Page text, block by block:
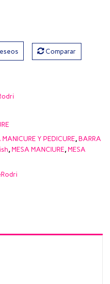
Comparar
Y PEDICURE,BARRA
,MESA MANCIURE,MESA